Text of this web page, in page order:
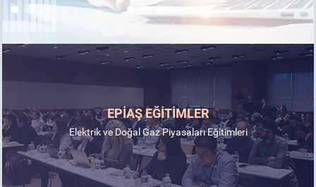
EPİAŞ EĞİTİMLER
Elektrik ve Doğal Gaz Piyasaları Eğitimleri